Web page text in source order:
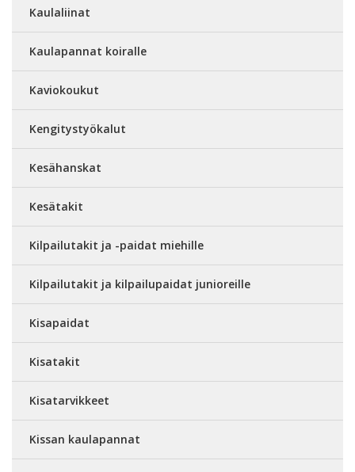
Kaulaliinat
Kaulapannat koiralle
Kaviokoukut
Kengitystyökalut
Kesähanskat
Kesätakit
Kilpailutakit ja -paidat miehille
Kilpailutakit ja kilpailupaidat junioreille
Kisapaidat
Kisatakit
Kisatarvikkeet
Kissan kaulapannat